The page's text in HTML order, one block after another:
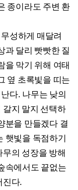
종이라도 주변 환
성하게 매달려
과 달리 빳빳한 질
을 막기 위해 여태
옆 초록빛을 띠는
다. 나무는 낮의
지 말지 선택하
분을 만들겠다 결
햇빛을 독점하기
의 성장을 방해
속에서도 끝없는
진다.